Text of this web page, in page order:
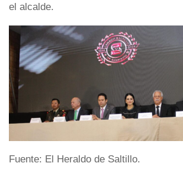
el alcalde.
Fuente: El Heraldo de Saltillo.